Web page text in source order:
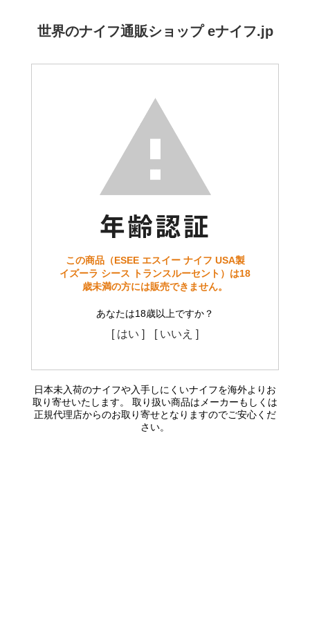
世界のナイフ通販ショップ eナイフ.jp
この商品（ESEE エスイー ナイフ USA製
イズーラ シース トランスルーセント）は18
歳未満の方には販売できません。
あなたは18歳以上ですか？
[ はい ] [ いいえ ]
日本未入荷のナイフや入手しにくいナイフを海外よりお
取り寄せいたします。 取り扱い商品はメーカーもしくは
正規代理店からのお取り寄せとなりますのでご安心くだ
さい。